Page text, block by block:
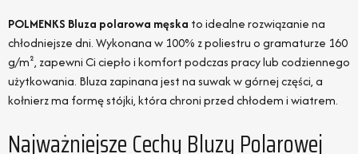
POLMENKS Bluza polarowa męska to idealne rozwiązanie na
chłodniejsze dni. Wykonana w 100% z poliestru o gramaturze 160
g/m², zapewni Ci ciepło i komfort podczas pracy lub codziennego
użytkowania. Bluza zapinana jest na suwak w górnej części, a
kołnierz ma formę stójki, która chroni przed chłodem i wiatrem.
Najważniejsze Cechy Bluzy Polarowej